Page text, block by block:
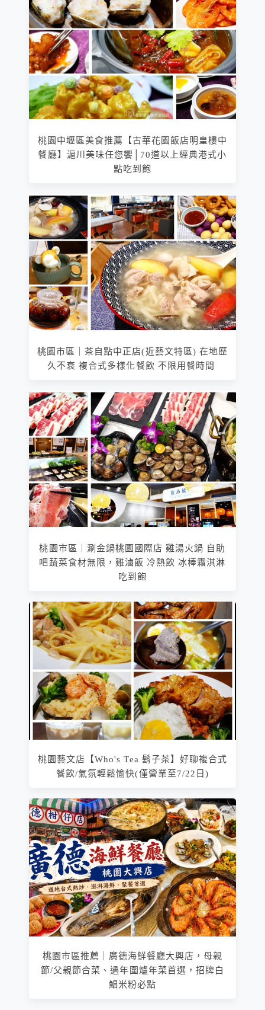
桃園中壢區美食推薦【古華花園飯店明皇樓中
餐廳】滬川美味任您饗│70道以上經典港式小
點吃到飽
桃園市區｜茶自點中正店(近藝文特區) 在地歷
久不衰 複合式多樣化餐飲 不限用餐時間
桃園市區｜涮金鍋桃園國際店 雞湯火鍋 自助
吧蔬菜食材無限，雞滷飯 冷熱飲 冰棒霜淇淋
吃到飽
桃園藝文店【Who's Tea 鬍子茶】好聊複合式
餐飲/氣氛輕鬆愉快(僅營業至7/22日)
桃園市區推薦｜廣德海鮮餐廳大興店，母親
節/父親節合菜、過年圍爐年菜首選，招牌白
鯧米粉必點